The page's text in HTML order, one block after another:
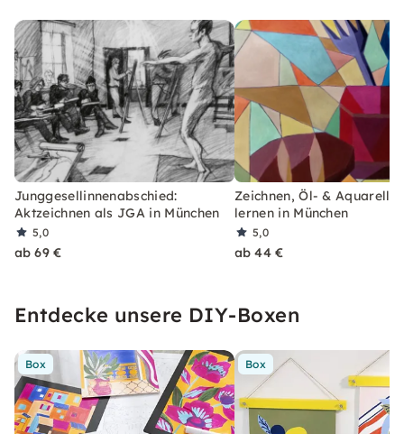
Junggesellinnenabschied:
Aktzeichnen als JGA in München
5,0
ab 69 €
Zeichnen, Öl- &
lernen in München
5,0
ab 44 €
Entdecke unsere DIY-Boxen
Box Box